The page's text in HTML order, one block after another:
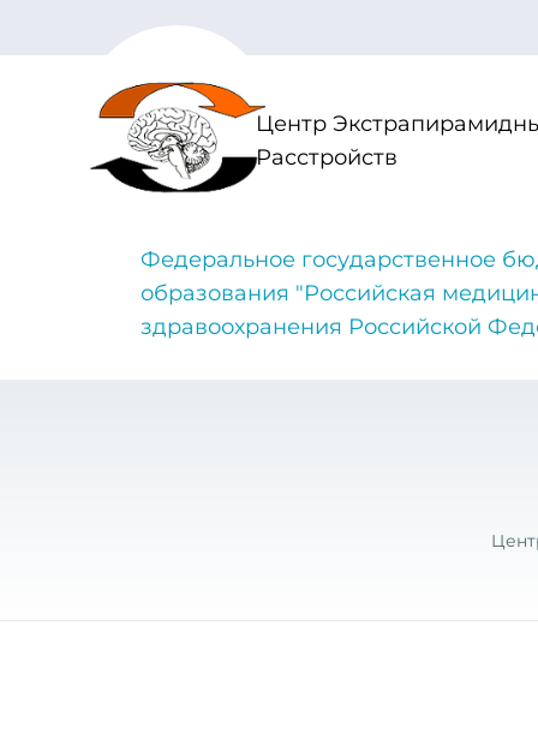
Центр
Расстройств
Федеральное государственное
образования "Российская
здравоохранения Российской